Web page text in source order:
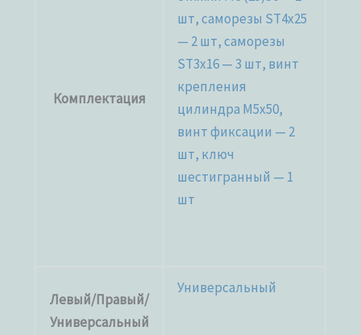
Комплектация
шт, саморезы ST4x25
— 2 шт, саморезы
ST3x16 — 3 шт, винт
крепления
цилиндра M5x50,
винт фиксации — 2
шт, ключ
шестигранный — 1
шт
Левый/Правый/
Универсальный
Универсальный